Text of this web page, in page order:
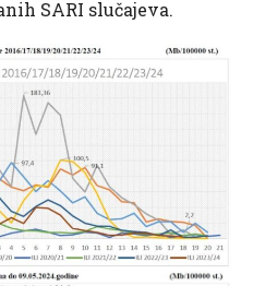
SARI slučajeva.